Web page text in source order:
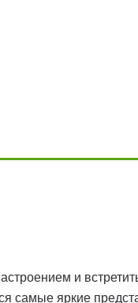
и
самые яркие